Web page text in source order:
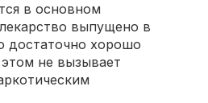
в основном
выпущено в
достаточно хорошо
не вызывает